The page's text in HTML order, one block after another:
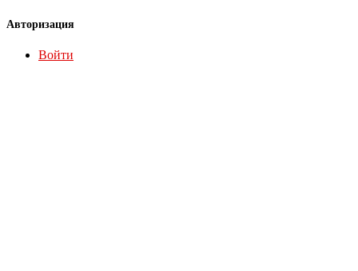
Авторизация
Войти